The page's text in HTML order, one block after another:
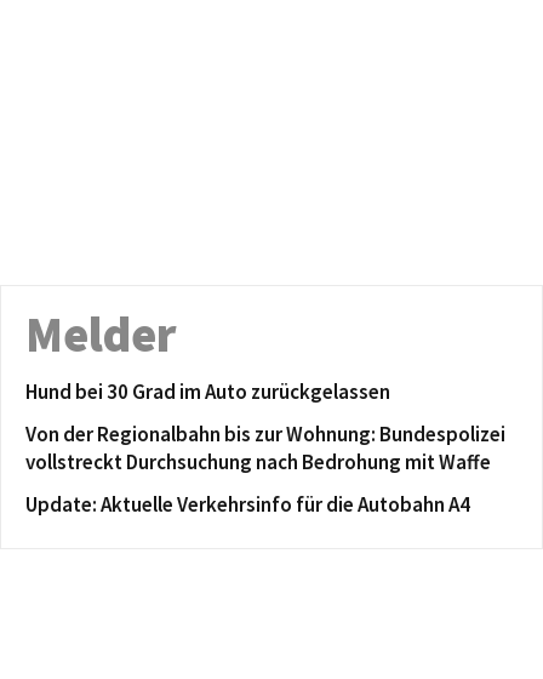
Melder
Hund bei 30 Grad im Auto zurückgelassen
Von der Regionalbahn bis zur Wohnung: Bundespolizei
vollstreckt Durchsuchung nach Bedrohung mit Waffe
Update: Aktuelle Verkehrsinfo für die Autobahn A4